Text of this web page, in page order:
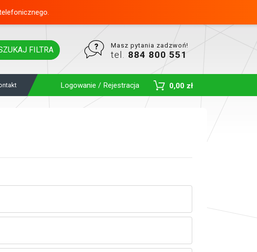
FILTRA Masz pytania zadzwoń!
tel. 884 800 551
Logowanie / Rejestracja 0,00 zł
Toggle Dropdown